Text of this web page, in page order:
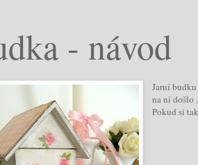
- návod
Jarní
na ní došlo
Pokud si